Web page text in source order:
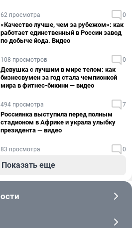
62 просмотра 0
«Качество лучше, чем за рубежом»: как
работает единственный в России завод
по добыче йода. Видео
108 просмотров 0
Девушка с лучшим в мире телом: как
бизнесвумен за год стала чемпионкой
мира в фитнес-бикини — видео
494 просмотра 7
Россиянка выступила перед полным
стадионом в Африке и украла улыбку
президента — видео
83 просмотра 0
Показать еще